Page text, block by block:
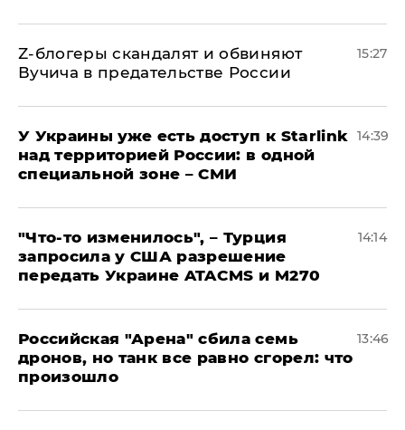
Z-блогеры скандалят и обвиняют
Вучича в предательстве России
15:27
У Украины уже есть доступ к Starlink
над территорией России: в одной
специальной зоне – СМИ
14:39
​"Что-то изменилось", – Турция
запросила у США разрешение
передать Украине ATACMS и M270
14:14
​Российская "Арена" сбила семь
дронов, но танк все равно сгорел: что
произошло
13:46